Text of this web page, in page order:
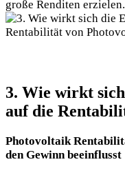
große Renditen erzielen.
3. Wie wirkt
auf die
Photovoltaik
den Gewinn beeinflusst